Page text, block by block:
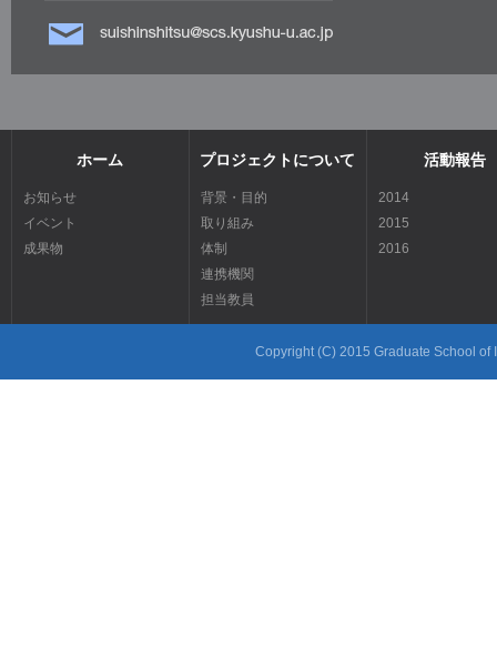
ホーム
お知らせ
イベント
成果物
プロジェクトについて
背景・目的
取り組み
体制
連携機関
担当教員
活動報告
2014
2015
2016
Copyright (C) 2015 Graduate School of